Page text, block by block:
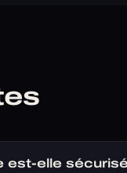
est-elle